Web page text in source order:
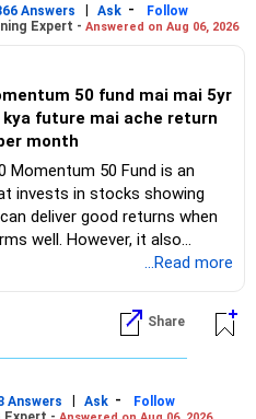
well before retirement.
away.
will come after your
must run together.
SIP is enough.
salary increases.
can create a much bigger
financial priority.
Answers | Ask -
Follow
Expert - Answered on Aug 06, 2026
future mai ache return
month
Momentum 50 Fund is an
invests in stocks showing
deliver good returns when
well. However, it also
than diversified actively
fund.
...Read more
Share
Answers | Ask -
Follow